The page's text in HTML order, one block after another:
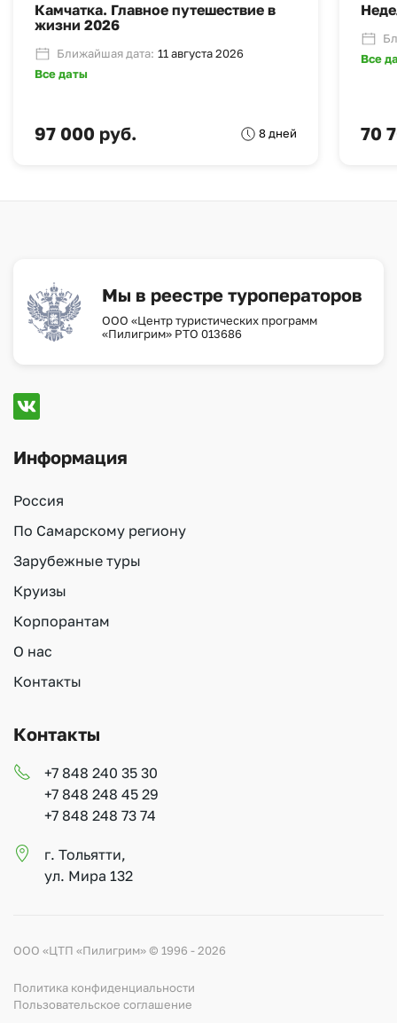
Камчатка. Главное путешествие в
жизни 2026
Ближайшая дата: 11 августа 2026
Все даты
97 000 руб. 8 дней
Все
70
Мы в реестре туроператоров
ООО «Центр туристических программ
«Пилигрим» РТО 013686
Информация
Россия
По Самарскому региону
Зарубежные туры
Круизы
Корпорантам
О нас
Контакты
Контакты
+7 848 240 35 30
+7 848 248 45 29
+7 848 248 73 74
г. Тольятти,
ул. Мира 132
ООО «ЦТП «Пилигрим» © 1996 - 2026
Политика конфиденциальности
Пользовательское соглашение